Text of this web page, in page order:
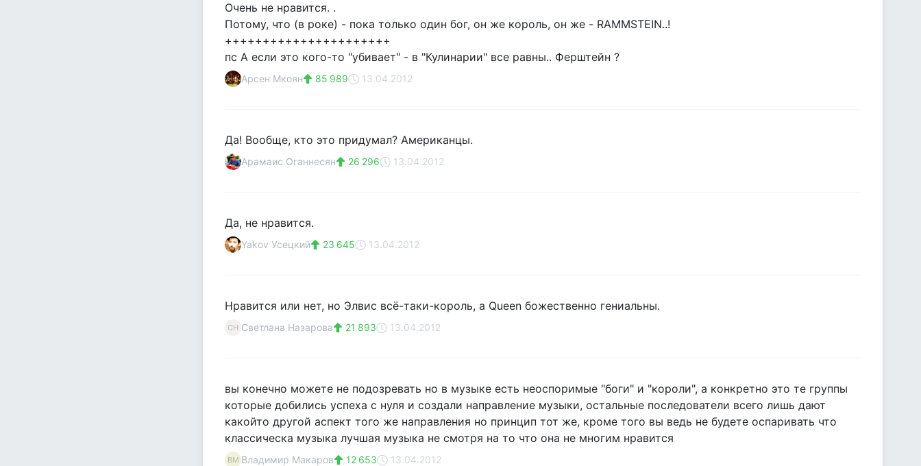
Очень не нравится. .
Потому, что (в роке) - пока только один бог, он же король, он же - RAMMSTEIN..!
++++++++++++++++++++++
пс А если это кого-то "убивает" - в "Кулинарии" все равны.. Ферштейн ?
Арсен Мкоян 85 989 13.04.2012
Да! Вообще, кто это придумал? Американцы.
Арамаис Оганнесян 26 296 13.04.2012
Да, не нравится.
Yakov Усецкий 23 645 13.04.2012
Нравится или нет, но Элвис всё-таки-король, а Queen божественно гениальны.
СН Светлана Назарова 21 893 13.04.2012
вы конечно можете не подозревать но в музыке есть неоспоримые "боги" и "короли", а конкретно это те группы
которые добились успеха с нуля и создали направление музыки, остальные последователи всего лишь дают
какойто другой аспект того же направления но принцип тот же, кроме того вы ведь не будете оспаривать что
классическа музыка лучшая музыка не смотря на то что она не многим нравится
ВМ Владимир Макаров 12 653 13.04.2012